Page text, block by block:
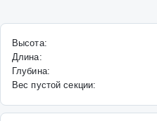
Высота:
Длина:
Глубина:
Вес пустой секции: